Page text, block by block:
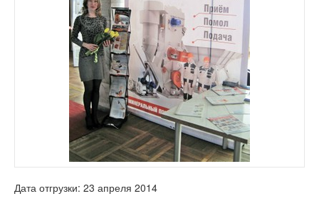
Дата отгрузки: 23 апреля 2014